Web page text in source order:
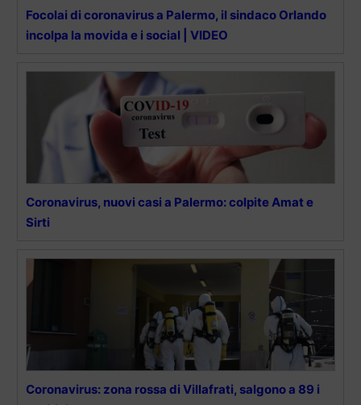
Focolai di coronavirus a Palermo, il sindaco Orlando
incolpa la movida e i social | VIDEO
Coronavirus, nuovi casi a Palermo: colpite Amat e
Sirti
Coronavirus: zona rossa di Villafrati, salgono a 89 i